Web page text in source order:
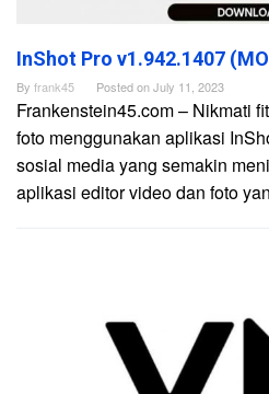
InShot Pro v1.942.1407
By frank45 Posted onJuly 11, 2023
Frankenstein45.com – Nikmati
foto menggunakan aplikasi
sosial media yang semakin
aplikasi editor video dan foto